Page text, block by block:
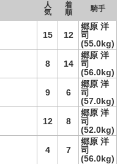
人
気
着
順
騎手
15 12
郷原 洋
司
(55.0kg)
8 14
郷原 洋
司
(56.0kg)
9 6
郷原 洋
司
(57.0kg)
12 8
郷原 洋
司
(52.0kg)
4 7
郷原 洋
司
(56.0kg)